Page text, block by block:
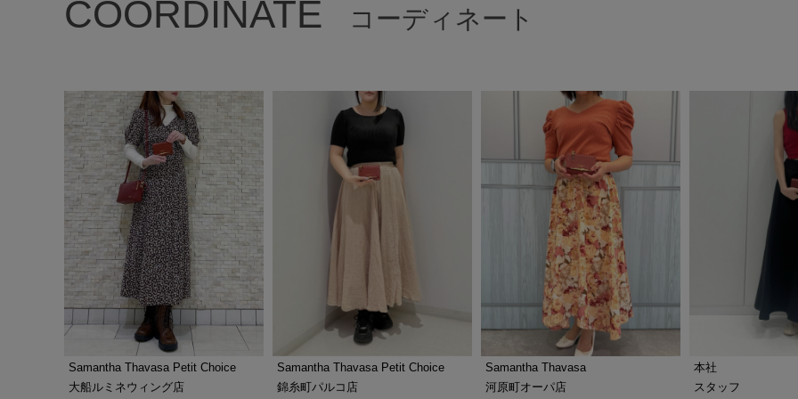
COORDINATE コーディネート
Samantha Thavasa Petit Choice
大船ルミネウィング店
Samantha Thavasa Petit Choice
錦糸町パルコ店
Samantha Thavasa
河原町オーパ店
本社
スタッフ